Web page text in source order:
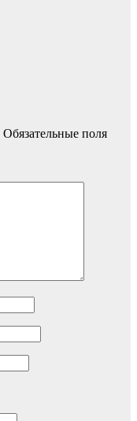
Обязательные поля